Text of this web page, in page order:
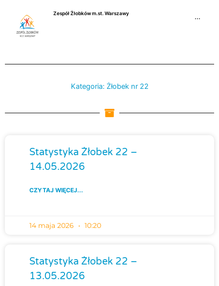
Zespół Żłobków m.st. Warszawy
···
Kategoria: Żłobek nr 22
Statystyka Żłobek 22 –
14.05.2026
CZYTAJ WIĘCEJ...
14 maja 2026 10:20
Statystyka Żłobek 22 –
13.05.2026